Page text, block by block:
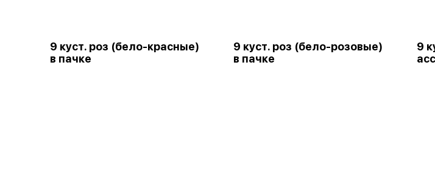
9 куст. роз (бело-красные)
в пачке
9 куст. роз (бело-розовые)
в пачке
9